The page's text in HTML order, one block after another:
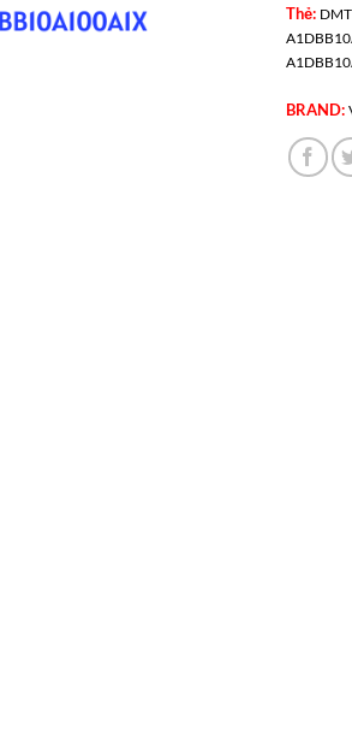
Thẻ:
BRAND: